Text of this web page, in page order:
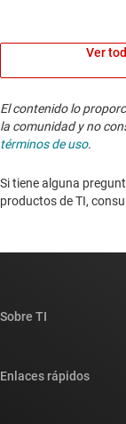
Ver
El contenido lo
la comunidad y no
términos de uso.
Si tiene alguna
productos de TI,
Sobre TI
Enlaces rápidos